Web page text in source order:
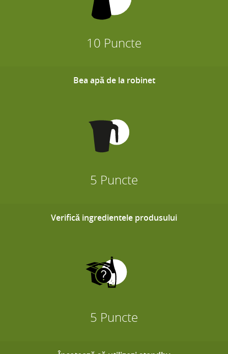
10 Puncte
Bea apă de la robinet
5 Puncte
Verifică ingredientele produsului
5 Puncte